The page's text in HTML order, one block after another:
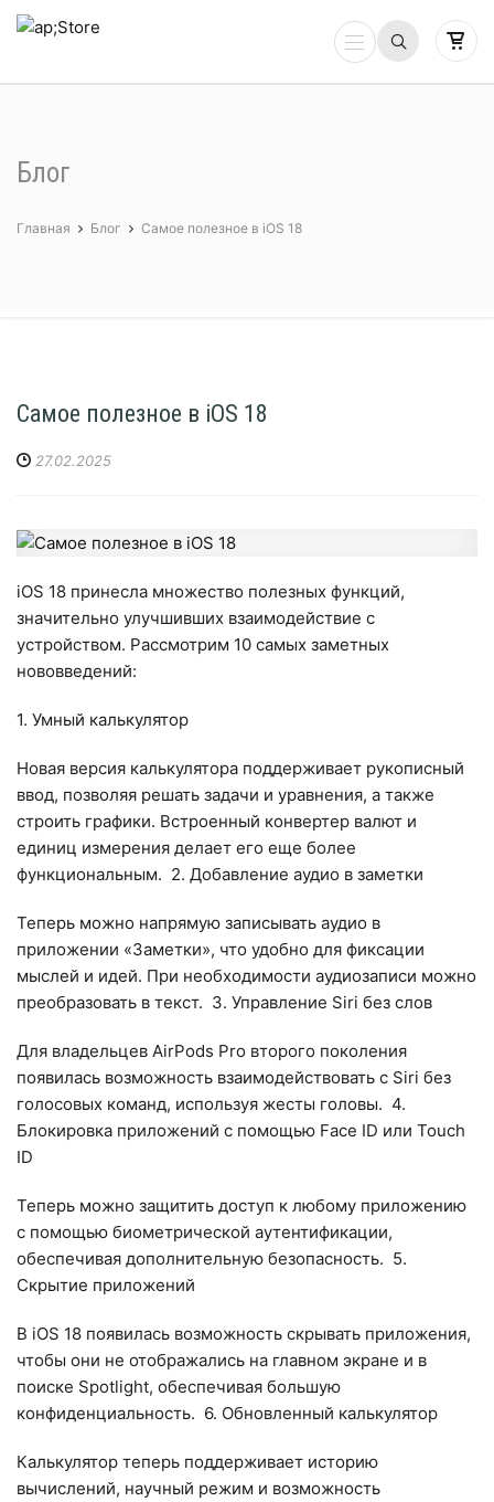
Блог
Главная Блог Самое полезное в iOS 18
Самое полезное в iOS 18
27.02.2025
iOS 18 принесла множество полезных функций,
значительно улучшивших взаимодействие с
устройством. Рассмотрим 10 самых заметных
нововведений:
1. Умный калькулятор
Новая версия калькулятора поддерживает рукописный
ввод, позволяя решать задачи и уравнения, а также
строить графики. Встроенный конвертер валют и
единиц измерения делает его еще более
функциональным. 2. Добавление аудио в заметки
Теперь можно напрямую записывать аудио в
приложении «Заметки», что удобно для фиксации
мыслей и идей. При необходимости аудиозаписи можно
преобразовать в текст. 3. Управление Siri без слов
Для владельцев AirPods Pro второго поколения
появилась возможность взаимодействовать с Siri без
голосовых команд, используя жесты головы. 4.
Блокировка приложений с помощью Face ID или Touch
ID
Теперь можно защитить доступ к любому приложению
с помощью биометрической аутентификации,
обеспечивая дополнительную безопасность. 5.
Скрытие приложений
В iOS 18 появилась возможность скрывать приложения,
чтобы они не отображались на главном экране и в
поиске Spotlight, обеспечивая большую
конфиденциальность. 6. Обновленный калькулятор
Калькулятор теперь поддерживает историю
вычислений, научный режим и возможность